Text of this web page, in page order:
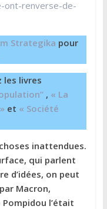
ont-renverse-de-
Strategika pour
les livres
, « La
et « Société
inattendues.
qui parlent
d’idées, on peut
Macron,
Pompidou l’était